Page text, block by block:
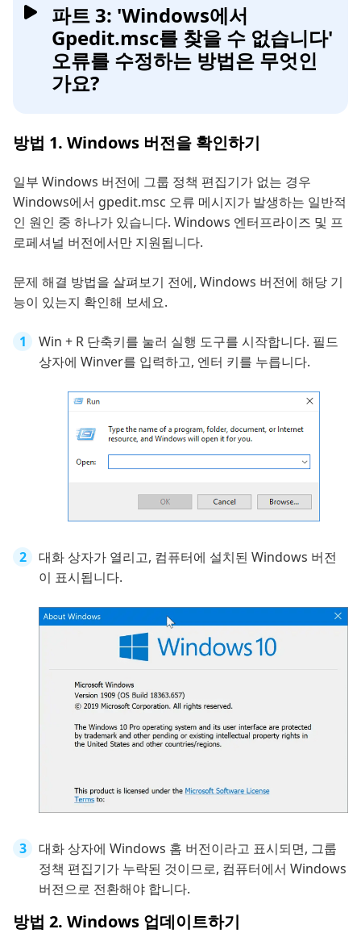
파트 3: 'Windows에서
Gpedit.msc를 찾을 수 없습니다'
오류를 수정하는 방법은 무엇인
가요?
방법 1. Windows 버전을 확인하기
일부 Windows 버전에 그룹 정책 편집기가 없는 경우
Windows에서 gpedit.msc 오류 메시지가 발생하는 일반적
인 원인 중 하나가 있습니다. Windows 엔터프라이즈 및 프
로페셔널 버전에서만 지원됩니다.
문제 해결 방법을 살펴보기 전에, Windows 버전에 해당 기
능이 있는지 확인해 보세요.
Win + R 단축키를 눌러 실행 도구를 시작합니다. 필드
상자에 Winver를 입력하고, 엔터 키를 누릅니다.
대화 상자가 열리고, 컴퓨터에 설치된 Windows 버전
이 표시됩니다.
대화 상자에 Windows 홈 버전이라고 표시되면, 그룹
정책 편집기가 누락된 것이므로, 컴퓨터에서 Windows
버전으로 전환해야 합니다.
방법 2. Windows 업데이트하기